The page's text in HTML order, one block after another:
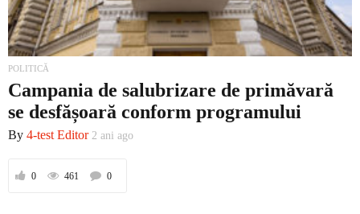
POLITICĂ
Campania de salubrizare de primăvară
se desfășoară conform programului
By 4-test Editor 2 ani ago
0 461 0